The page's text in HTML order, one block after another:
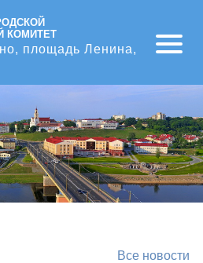
КОМИТЕТ
площадь Ленина,
Open
Все новости